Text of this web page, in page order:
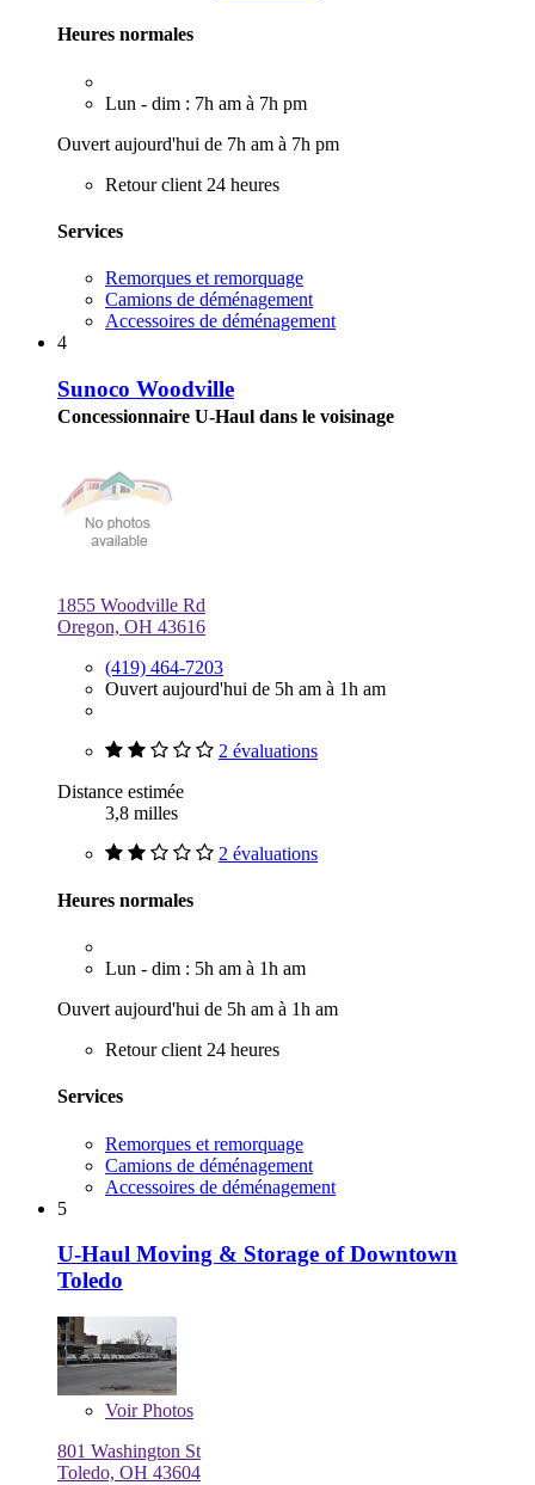
Heures normales
Lun - dim : 7h am à 7h pm
Ouvert aujourd'hui de 7h am à 7h pm
Retour client 24 heures
Services
Remorques et remorquage
Camions de déménagement
Accessoires de déménagement
4
Sunoco Woodville
Concessionnaire U-Haul dans le voisinage
1855 Woodville Rd
Oregon, OH 43616
(419) 464-7203
Ouvert aujourd'hui de 5h am à 1h am
2 évaluations
Distance estimée
3,8 milles
2 évaluations
Heures normales
Lun - dim : 5h am à 1h am
Ouvert aujourd'hui de 5h am à 1h am
Retour client 24 heures
Services
Remorques et remorquage
Camions de déménagement
Accessoires de déménagement
5
U-Haul Moving & Storage of Downtown
Toledo
VoirPhotos
801 Washington St
Toledo, OH 43604